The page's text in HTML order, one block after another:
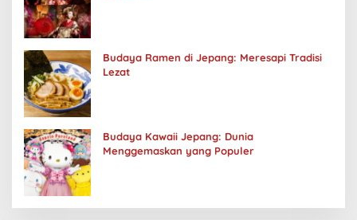
Budaya Ramen di Jepang: Meresapi Tradisi
Lezat
Budaya Kawaii Jepang: Dunia
Menggemaskan yang Populer